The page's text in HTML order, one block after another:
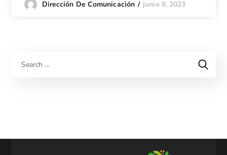
Dirección De Comunicación junio 8, 2023